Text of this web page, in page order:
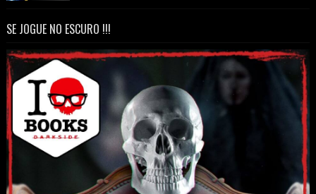
SE JOGUE NO ESCURO !!!